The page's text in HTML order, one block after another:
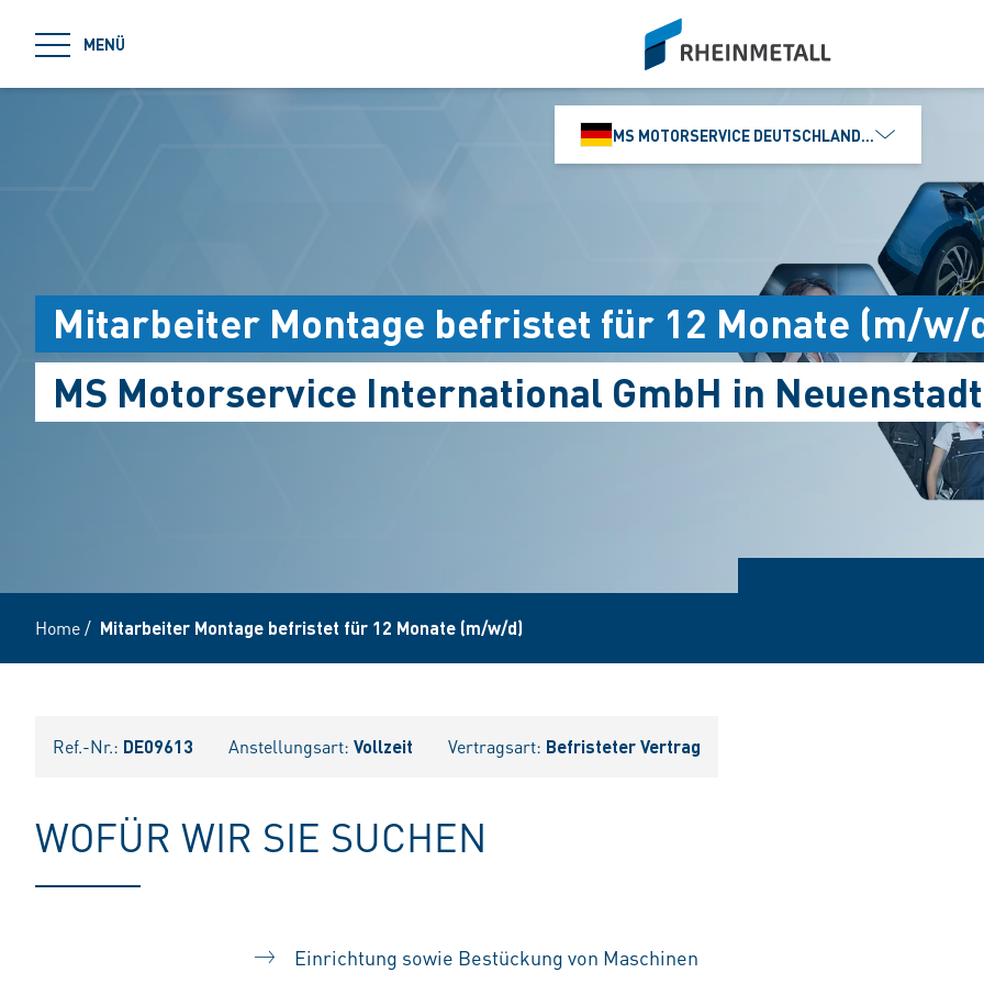
MENÜ
siteLogo
MS MOTORSERVICE DEUTSCHLAND GMBH
Mitarbeiter Montage befristet für 12 Monate (m/w/
MS Motorservice International GmbH in Neuenstadt
Home/ Mitarbeiter Montage befristet für 12 Monate (m/w/d)
Ref.-Nr.: DE09613 Anstellungsart: Vollzeit Vertragsart: Befristeter Vertrag
WOFÜR WIR SIE SUCHEN
Einrichtung sowie Bestückung von Maschinen